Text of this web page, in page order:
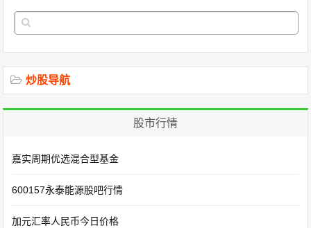
炒股导航
股市行情
嘉实周期优选混合型基金
600157永泰能源股吧行情
加元汇率人民币今日价格